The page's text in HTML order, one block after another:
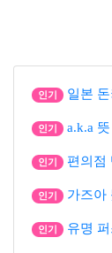
인기 일본
인기 a.k.a 뜻
인기 편의점
인기 가즈아
인기 유명